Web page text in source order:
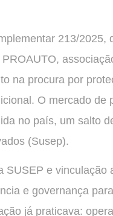
213/2025,
na procura por
O mercado de
no país, um salto
(Susep).
SUSEP e vinculação
e governança
já praticava: